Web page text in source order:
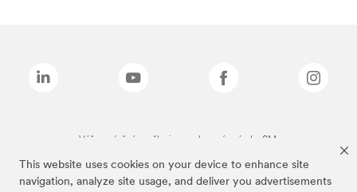
This website uses cookies on your device to enhance site
navigation, analyze site usage, and deliver you advertisements
Výše zmíněné značky jsou ochranné známky 3M.